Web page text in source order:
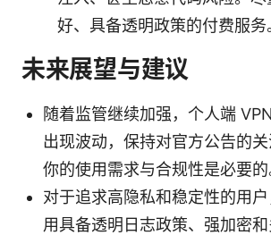
好、具备透明政策的付费服务
未来展望与建议
随着监管继续加强，个人端
出现波动，保持对官方公告的
你的使用需求与合规性是必要的
对于追求高隐私和稳定性的用
用具备透明日志政策、强加密